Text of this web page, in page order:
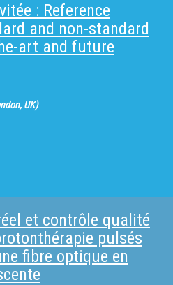
: Reference
and non-standard
art and future
UK)
et contrôle qualité
pulsés
fibre optique en